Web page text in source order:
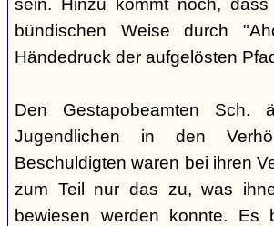
sein. Hinzu kommt noch,
bündischen Weise durch
Händedruck der aufgelösten
Den Gestapobeamten Sch.
Jugendlichen in den
Beschuldigten waren bei ihren
zum Teil nur das zu, was
bewiesen werden konnte.